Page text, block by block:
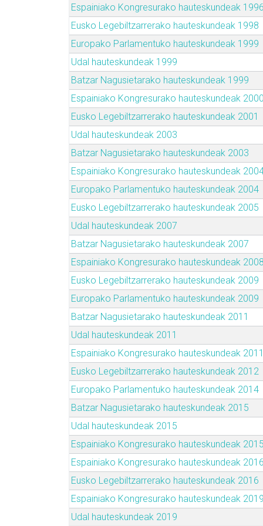
Espainiako Kongresurako hauteskundeak 1996
Eusko Legebiltzarrerako hauteskundeak 1998
Europako Parlamentuko hauteskundeak 1999
Udal hauteskundeak 1999
Batzar Nagusietarako hauteskundeak 1999
Espainiako Kongresurako hauteskundeak 2000
Eusko Legebiltzarrerako hauteskundeak 2001
Udal hauteskundeak 2003
Batzar Nagusietarako hauteskundeak 2003
Espainiako Kongresurako hauteskundeak
Europako Parlamentuko hauteskundeak 2004
Eusko Legebiltzarrerako hauteskundeak 2005
Udal hauteskundeak 2007
Batzar Nagusietarako hauteskundeak 2007
Espainiako Kongresurako hauteskundeak 2008
Eusko Legebiltzarrerako hauteskundeak 2009
Europako Parlamentuko hauteskundeak 2009
Batzar Nagusietarako hauteskundeak 2011
Udal hauteskundeak 2011
Espainiako Kongresurako hauteskundeak 2011
Eusko Legebiltzarrerako hauteskundeak 2012
Europako Parlamentuko hauteskundeak 2014
Batzar Nagusietarako hauteskundeak 2015
Udal hauteskundeak 2015
Espainiako Kongresurako hauteskundeak 2015
Espainiako Kongresurako hauteskundeak 2016
Eusko Legebiltzarrerako hauteskundeak 2016
Espainiako Kongresurako hauteskundeak 2019
Udal hauteskundeak 2019